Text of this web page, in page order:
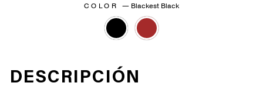
COLOR— Blackest Black
DESCRIPCIÓN